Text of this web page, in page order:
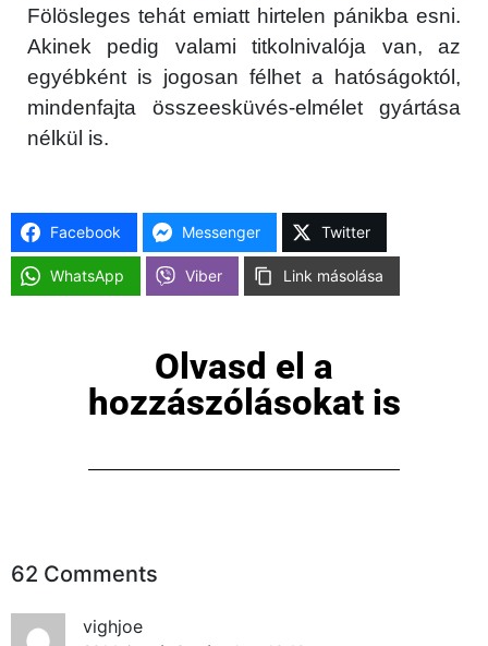
Fölösleges tehát emiatt hirtelen pánikba esni.
Akinek pedig valami titkolnivalója van, az
egyébként is jogosan félhet a hatóságoktól,
mindenfajta összeesküvés-elmélet gyártása
nélkül is.
Facebook Messenger Twitter
WhatsApp Viber Link másolása
Olvasd el a
hozzászólásokat is
62 Comments
vighjoe